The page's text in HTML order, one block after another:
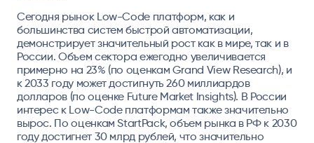
Сегодня рынок Low-Code платформ, как и
большинства систем быстрой автоматизации,
демонстрирует значительный рост как в мире, так и в
России. Объем сектора ежегодно увеличивается
примерно на 23% (по оценкам Grand View Research), и
к 2033 году может достигнуть 260 миллиардов
долларов (по оценке Future Market Insights). В России
интерес к Low-Code платформам также значительно
вырос. По оценкам StartPack, объем рынка в РФ к 2030
году достигнет 30 млрд рублей, что значительно